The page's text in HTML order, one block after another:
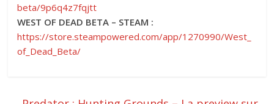
beta/9p6q4z7fqjtt
WEST OF DEAD BETA – STEAM :
https://store.steampowered.com/app/1270990/West_
of_Dead_Beta/